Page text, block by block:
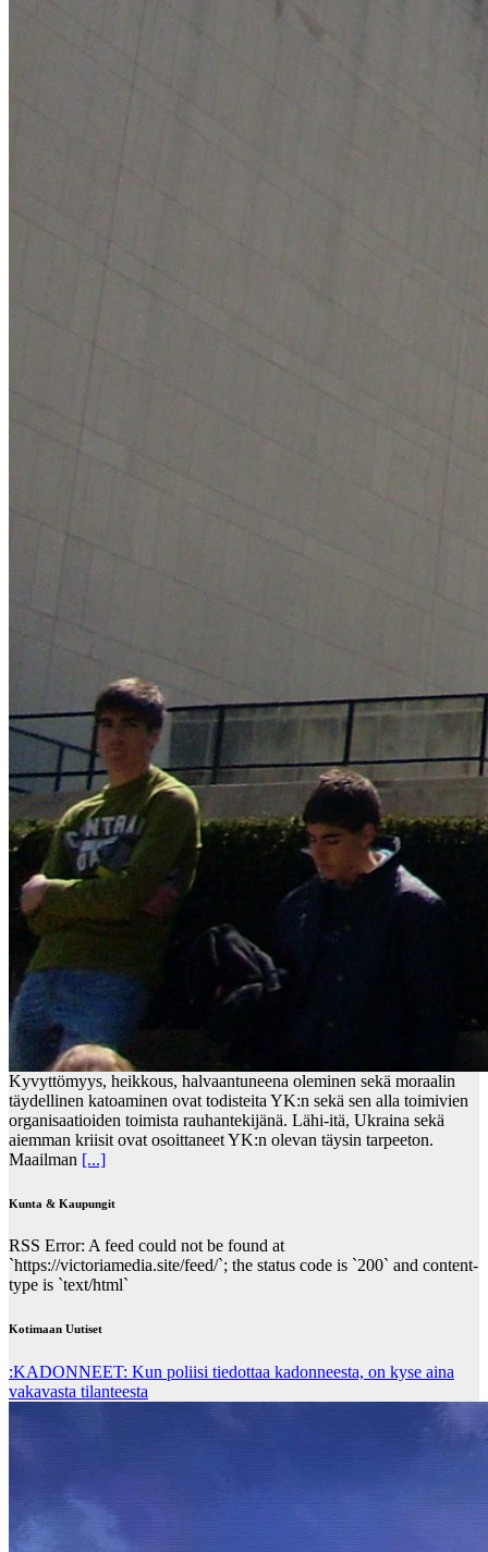
Kyvyttömyys, heikkous, halvaantuneena oleminen sekä moraalin
täydellinen katoaminen ovat todisteita YK:n sekä sen alla toimivien
organisaatioiden toimista rauhantekijänä. Lähi-itä, Ukraina sekä
aiemman kriisit ovat osoittaneet YK:n olevan täysin tarpeeton.
Maailman [...]
Kunta & Kaupungit
RSS Error: A feed could not be found at
`https://victoriamedia.site/feed/`; the status code is `200` and content-
type is `text/html`
Kotimaan Uutiset
:KADONNEET: Kun poliisi tiedottaa kadonneesta, on kyse aina
vakavasta tilanteesta